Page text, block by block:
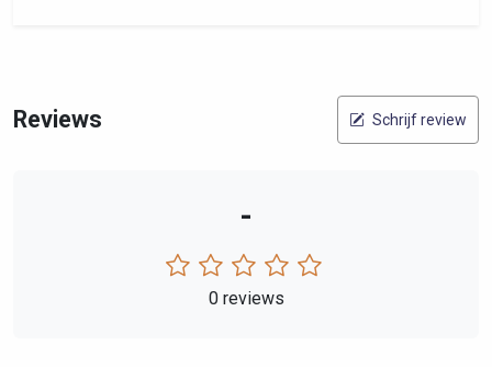
Reviews Schrijf review
-
0 reviews